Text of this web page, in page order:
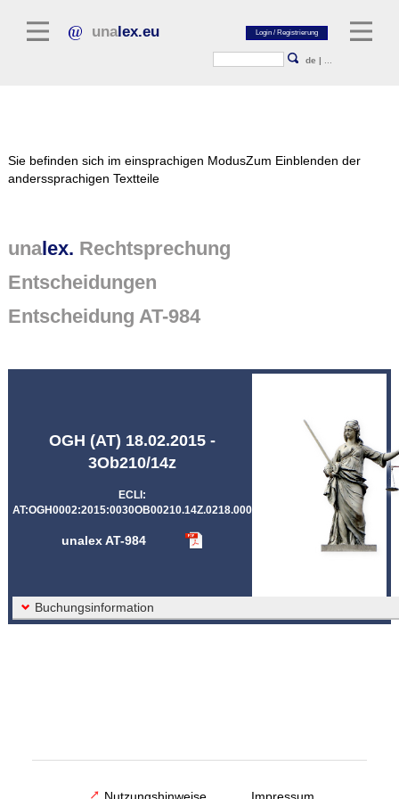
unalex.eu
de |
Normtexte
Rechtsprechung
Sie befinden sich im einsprachigen ModusZum Einblenden der
anderssprachigen Textteile
unalex. Rechtsprechung
Entscheidungen
Entscheidung AT-984
OGH (AT) 18.02.2015 -
3Ob210/14z
ECLI:
AT:OGH0002:2015:0030OB00210.14Z.0218.000
unalex AT-984
Buchungsinformation
Nutzungshinweise Impressum